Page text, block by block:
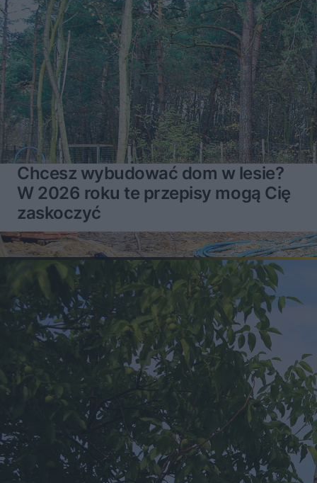
Chcesz wybudować dom w lesie?
W 2026 roku te przepisy mogą Cię
zaskoczyć